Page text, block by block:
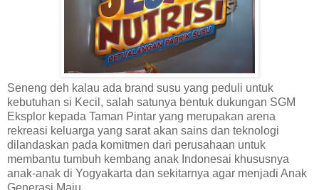
Seneng deh kalau ada brand susu yang peduli untuk
kebutuhan si Kecil, salah satunya bentuk dukungan SGM
Eksplor kepada Taman Pintar yang merupakan arena
rekreasi keluarga yang sarat akan sains dan teknologi
dilandaskan pada komitmen dari perusahaan untuk
membantu tumbuh kembang anak Indonesai khususnya
anak-anak di Yogyakarta dan sekitarnya agar menjadi Anak